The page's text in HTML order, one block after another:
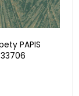
PAPIS
33706